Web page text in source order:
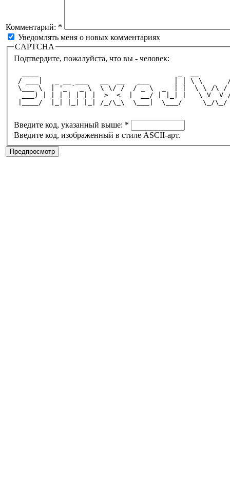
Комментарий: *
Уведомлять меня о новых комментариях
CAPTCHA
Подтвердите, пожалуйста, что вы - человек:
/ ___|   _ __ ___   __  __   ___      | | \ \
\___ \  | '_ ` _ \  \ \/ /  / _ \  _  | |  \ \ /\
___) | | | | | | |  >  <  |  __/ | |_| |   \ V
|____/  |_| |_| |_| /_/\_\  \___|  \___/     \_/
Введите код, указанный выше: *
Введите код, изображенный в стиле ASCII-арт.